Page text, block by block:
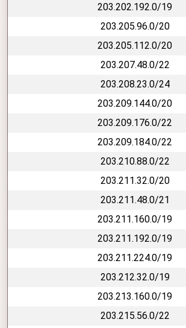
203.202.192.0/19
203.205.96.0/20
203.205.112.0/20
203.207.48.0/22
203.208.23.0/24
203.209.144.0/20
203.209.176.0/22
203.209.184.0/22
203.210.88.0/22
203.211.32.0/20
203.211.48.0/21
203.211.160.0/19
203.211.192.0/19
203.211.224.0/19
203.212.32.0/19
203.213.160.0/19
203.215.56.0/22